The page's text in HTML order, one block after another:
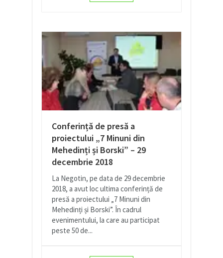
Conferință de presă a
proiectului „7 Minuni din
Mehedinți și Borski” – 29
decembrie 2018
La Negotin, pe data de 29 decembrie
2018, a avut loc ultima conferință de
presă a proiectului „7 Minuni din
Mehedinți și Borski”. În cadrul
evenimentului, la care au participat
peste 50 de...